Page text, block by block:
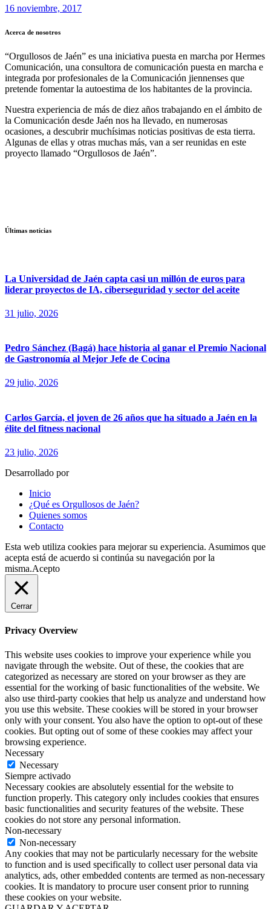
16 noviembre, 2017
Acerca de nosotros
“Orgullosos de Jaén” es una iniciativa puesta en marcha por Hermes
Comunicación, una consultora de comunicación puesta en marcha e
integrada por profesionales de la Comunicación jiennenses que
pretende fomentar la autoestima de los habitantes de la provincia.
Nuestra experiencia de más de diez años trabajando en el ámbito de
la Comunicación desde Jaén nos ha llevado, en numerosas
ocasiones, a descubrir muchísimas noticias positivas de esta tierra.
Algunas de ellas y otras muchas más, van a ser reunidas en este
proyecto llamado “Orgullosos de Jaén”.
Últimas noticias
La Universidad de Jaén capta casi un millón de euros para
liderar proyectos de IA, ciberseguridad y sector del aceite
31 julio, 2026
Pedro Sánchez (Bagá) hace historia al ganar el Premio Nacional
de Gastronomía al Mejor Jefe de Cocina
29 julio, 2026
Carlos García, el joven de 26 años que ha situado a Jaén en la
élite del fitness nacional
23 julio, 2026
Desarrollado por
Inicio
¿Qué es Orgullosos de Jaén?
Quienes somos
Contacto
Esta web utiliza cookies para mejorar su experiencia. Asumimos que
acepta está de acuerdo si continúa su navegación por la
misma.Acepto
Cerrar
Privacy Overview
This website uses cookies to improve your experience while you
navigate through the website. Out of these, the cookies that are
categorized as necessary are stored on your browser as they are
essential for the working of basic functionalities of the website. We
also use third-party cookies that help us analyze and understand how
you use this website. These cookies will be stored in your browser
only with your consent. You also have the option to opt-out of these
cookies. But opting out of some of these cookies may affect your
browsing experience.
Necessary
Necessary
Siempre activado
Necessary cookies are absolutely essential for the website to
function properly. This category only includes cookies that ensures
basic functionalities and security features of the website. These
cookies do not store any personal information.
Non-necessary
Non-necessary
Any cookies that may not be particularly necessary for the website
to function and is used specifically to collect user personal data via
analytics, ads, other embedded contents are termed as non-necessary
cookies. It is mandatory to procure user consent prior to running
these cookies on your website.